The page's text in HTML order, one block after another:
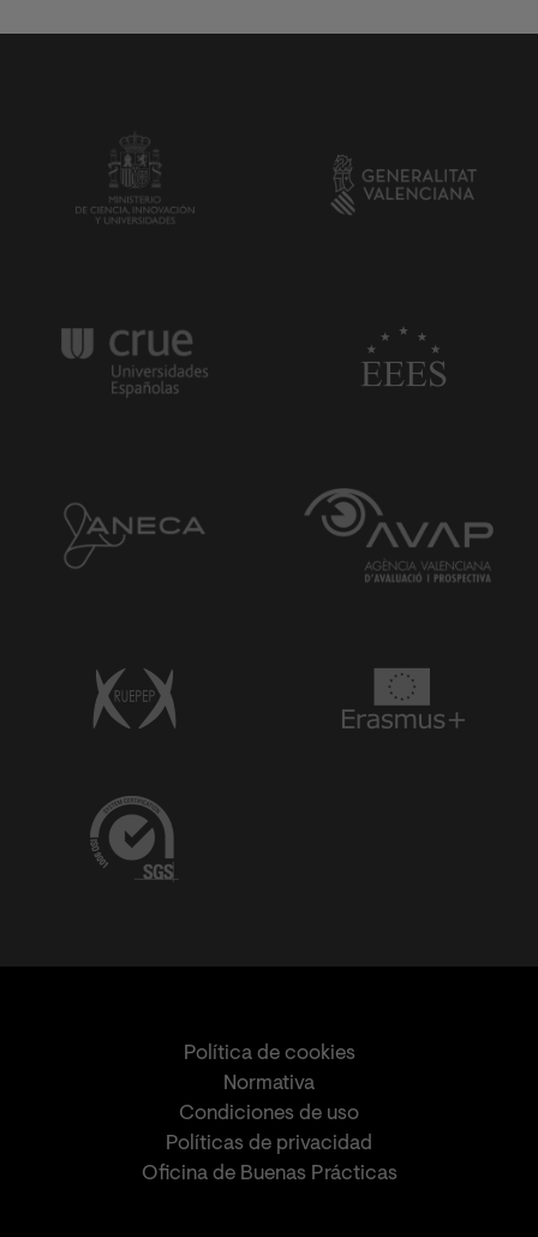
Política de cookies
Normativa
Condiciones de uso
Políticas de privacidad
Oficina de Buenas Prácticas